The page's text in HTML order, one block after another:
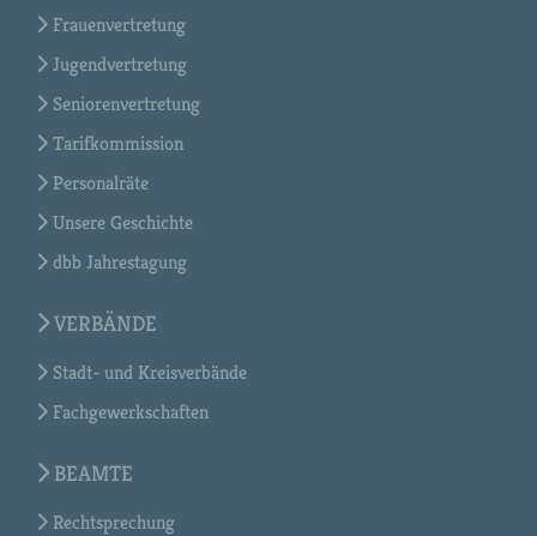
Frauenvertretung
Jugendvertretung
Seniorenvertretung
Tarifkommission
Personalräte
Unsere Geschichte
dbb Jahrestagung
VERBÄNDE
Stadt- und Kreisverbände
Fachgewerkschaften
BEAMTE
Rechtsprechung